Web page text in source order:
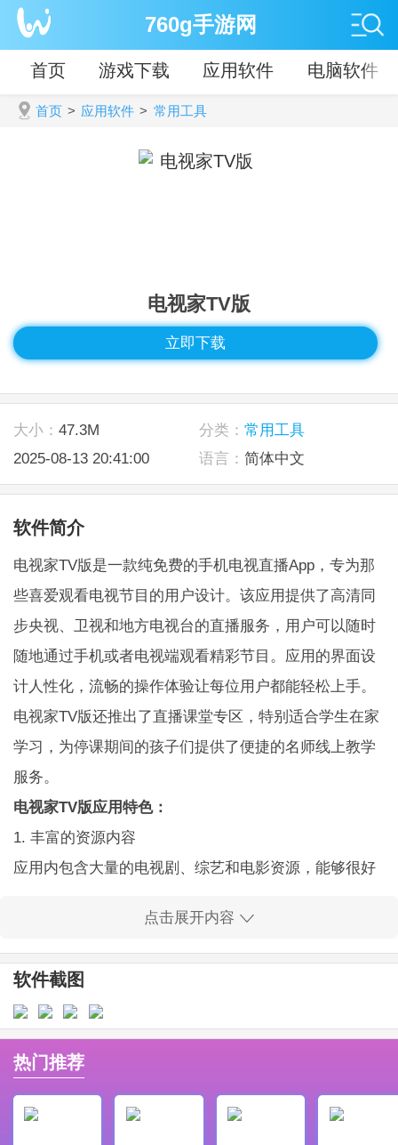
760g手游网
首页 游戏下载 应用软件 电脑软件
首页 > 应用软件 > 常用工具
电视家TV版
立即下载
大小： 47.3M 分类： 常用工具
2025-08-13 20:41:00
语言： 简体中文
软件简介
电视家TV版是一款纯免费的手机电视直播App，专为那
些喜爱观看电视节目的用户设计。该应用提供了高清同
步央视、卫视和地方电视台的直播服务，用户可以随时
随地通过手机或者电视端观看精彩节目。应用的界面设
计人性化，流畅的操作体验让每位用户都能轻松上手。
电视家TV版还推出了直播课堂专区，特别适合学生在家
学习，为停课期间的孩子们提供了便捷的名师线上教学
服务。
电视家TV版应用特色：
1. 丰富的资源内容
应用内包含大量的电视剧、综艺和电影资源，能够很好
2. 人性化的界面
界面设计简洁直观，操作流程流畅，用户体验顺畅，得
到了广泛认可，极大提升了观看兴趣。
3. 核心功能
提供实时直播、回看、点播等多种强大功能，很好解决
了用户随时想看、想重温某一节目而带来的困扰。
点击展开内容
软件截图
热门推荐